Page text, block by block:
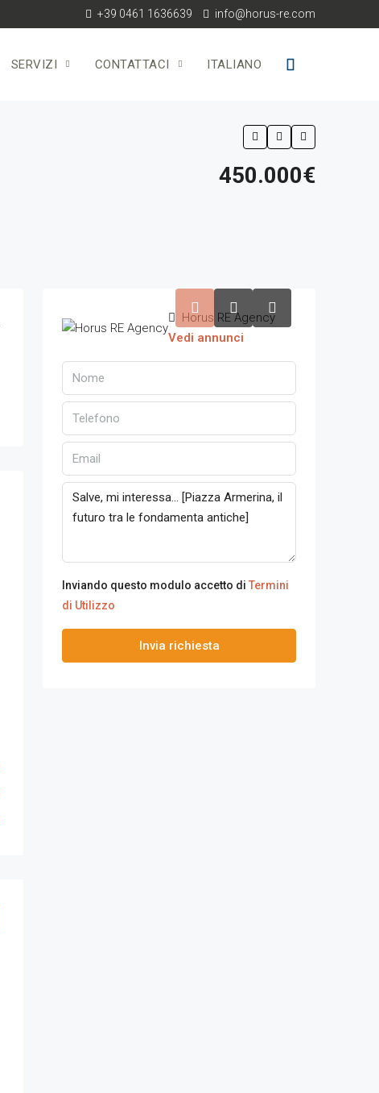
+39 0461 1636639 info@horus-re.com
SERVIZI CONTATTACI ITALIANO
450.000€
Horus RE Agency
Vedi annunci
Inviando questo modulo accetto di Termini
di Utilizzo
Invia richiesta